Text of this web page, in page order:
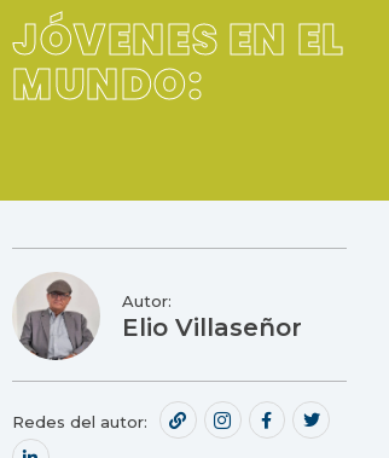
JÓVENES EN EL
MUNDO:
Autor:
Elio Villaseñor
Redes del autor: